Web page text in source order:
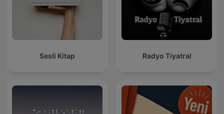
Sesli Kitap Radyo Tiyatral